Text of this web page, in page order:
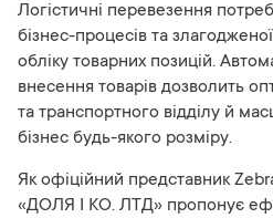
Логістичні перевезення
бізнес-процесів та
обліку товарних позицій.
внесення товарів дозволить
та транспортного відділу й
бізнес будь-якого розміру.
Як офіційний представник
«ДОЛЯ І КО. ЛТД» пропонує